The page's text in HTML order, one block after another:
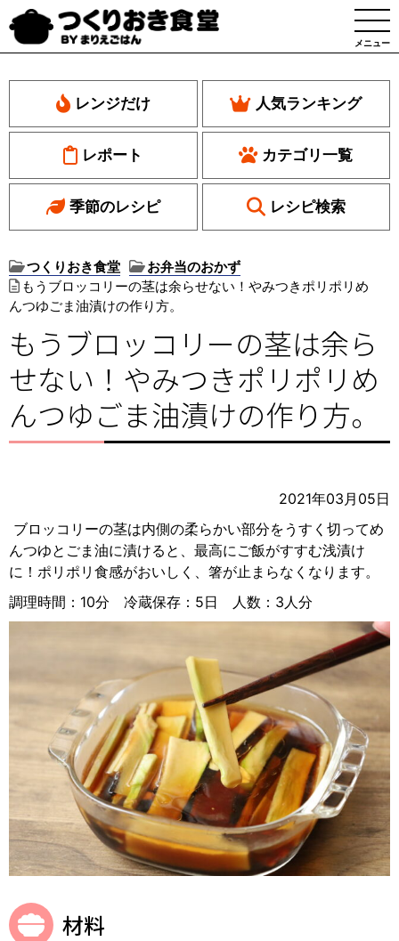
メニュー
レンジだけ 人気ランキング
レポート カテゴリ一覧
季節のレシピ レシピ検索
つくりおき食堂
お弁当のおかず
もうブロッコリーの茎は余らせない！やみつきポリポリめ
んつゆごま油漬けの作り方。
もうブロッコリーの茎は余ら
せない！やみつきポリポリめ
んつゆごま油漬けの作り方。
2021年03月05日
ブロッコリーの茎は内側の柔らかい部分をうすく切ってめ
んつゆとごま油に漬けると、最高にご飯がすすむ浅漬け
に！ポリポリ食感がおいしく、箸が止まらなくなります。
調理時間：10分 冷蔵保存：5日 人数：3人分
材料